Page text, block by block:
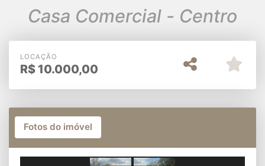
Casa Comercial - Centro
LOCAÇÃO
R$ 10.000,00
Fotos do imóvel